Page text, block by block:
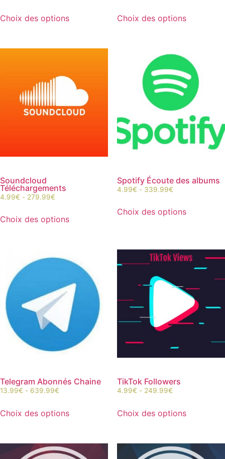
Choix des options Choix des options
Soundcloud
Téléchargements
4.99€ - 279.99€
Choix des options
Spotify Écoute des albums
4.99€ - 339.99€
Choix des options
Telegram Abonnés Chaine
13.99€ - 639.99€
Choix des options
TikTok Followers
4.99€ - 249.99€
Choix des options